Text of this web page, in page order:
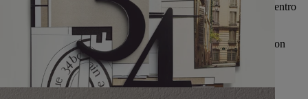
Siempre guiado por su saber hacer, Diptyque promueve el encuentro
de los hombres y las materias primas a través de las cuales éstos
expresan su sensibilidad y su imaginación. Gestos de artistas y
artesanos que, desde sus orígenes, la Casa ha sabido valorar y con
quienes colabora una y otra vez.
Explorar